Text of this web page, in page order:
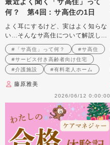
何？ 第4回：サ高住の1日
よく耳にするけど、実はよく知らな
い…そんなサ高住について解説しま
す
#「サ高住」って何？
#サ高住
#サービス付き高齢者向け住宅
#介護施設
#有料老人ホーム
藤原雅美
2026/06/12 0:00:00